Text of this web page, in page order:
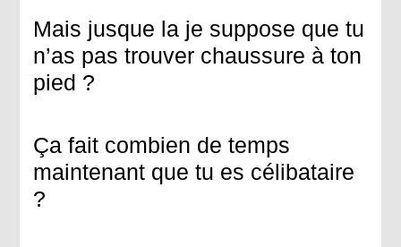
Mais jusque la je suppose que tu
n’as pas trouver chaussure à ton
pied ?
Ça fait combien de temps
maintenant que tu es célibataire
?